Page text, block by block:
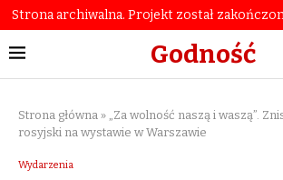
Strona archiwalna. Projekt został
Godność
Strona główna » „Za wolność naszą i waszą”.
rosyjski na wystawie w Warszawie
Wydarzenia